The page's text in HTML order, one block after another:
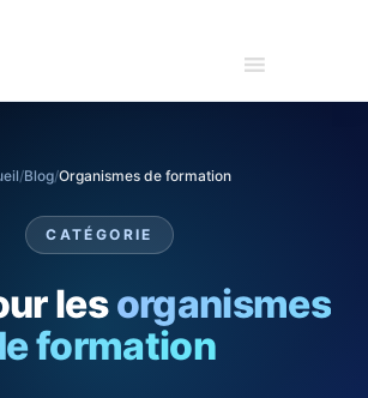
/Blog/Organismes de formation
CATÉGORIE
lesorganismes
formation